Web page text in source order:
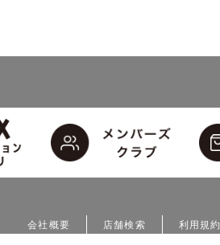
会社概要 店舗検索 利用規約